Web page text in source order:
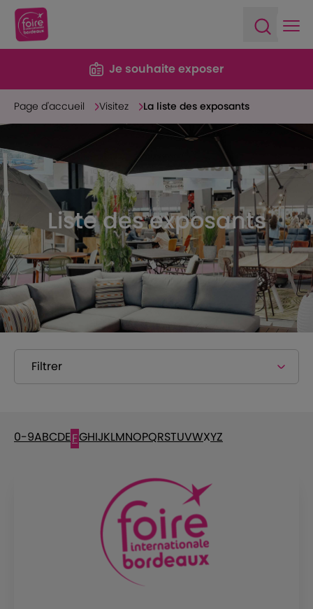
Je souhaite exposer
Page d'accueil Visitez La liste des exposants
Liste des exposants
Filtrer
0-9ABCDEFGHIJKLMNOPQRSTUVWXYZ